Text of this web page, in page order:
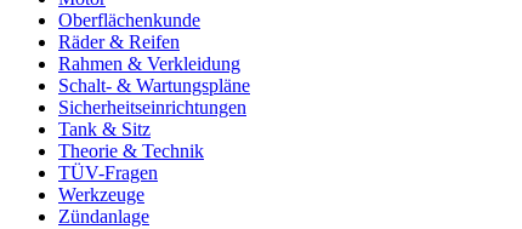
Oberflächenkunde
Räder & Reifen
Rahmen & Verkleidung
Schalt- & Wartungspläne
Sicherheitseinrichtungen
Tank & Sitz
Theorie & Technik
TÜV-Fragen
Werkzeuge
Zündanlage